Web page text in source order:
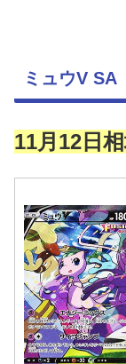
ミュウV SA
11月12日相